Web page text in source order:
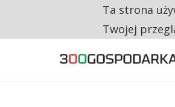
TRZECH NA
Ta strona
Twojej